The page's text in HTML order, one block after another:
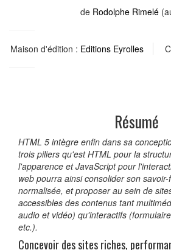
de Rodolphe Rimelé
Maison d'édition : Editions Eyrolles
Résumé
HTML 5 intègre enfin dans sa
trois piliers qu'est HTML pour la
l'apparence et JavaScript pour
web pourra ainsi consolider son
normalisée, et proposer au sein de
accessibles des contenus tant
audio et vidéo) qu'interactifs
etc.).
Concevoir des sites riches,